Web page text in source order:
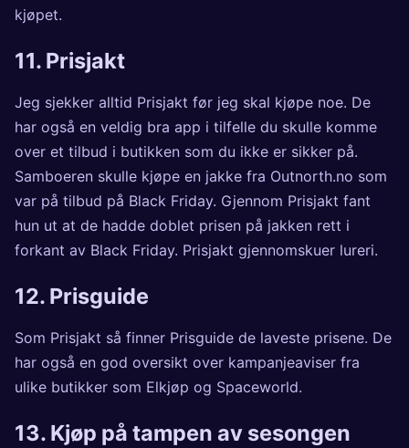
kjøpet.
11. Prisjakt
Jeg sjekker alltid Prisjakt før jeg skal kjøpe noe. De
har også en veldig bra app i tilfelle du skulle komme
over et tilbud i butikken som du ikke er sikker på.
Samboeren skulle kjøpe en jakke fra Outnorth.no som
var på tilbud på Black Friday. Gjennom Prisjakt fant
hun ut at de hadde doblet prisen på jakken rett i
forkant av Black Friday. Prisjakt gjennomskuer lureri.
12. Prisguide
Som Prisjakt så finner Prisguide de laveste prisene. De
har også en god oversikt over kampanjeaviser fra
ulike butikker som Elkjøp og Spaceworld.
13. Kjøp på tampen av sesongen